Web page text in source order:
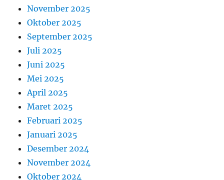
November 2025
Oktober 2025
September 2025
Juli 2025
Juni 2025
Mei 2025
April 2025
Maret 2025
Februari 2025
Januari 2025
Desember 2024
November 2024
Oktober 2024